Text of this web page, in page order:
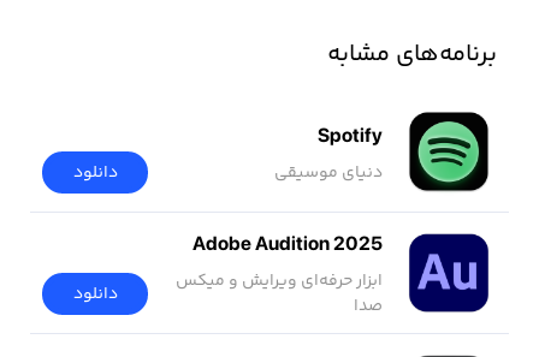
برنامه‌های مشابه
Spotify
دنیای موسیقی دانلود
Adobe Audition 2025
ابزار حرفه‌ای ویرایش و میکس
صدا
دانلود